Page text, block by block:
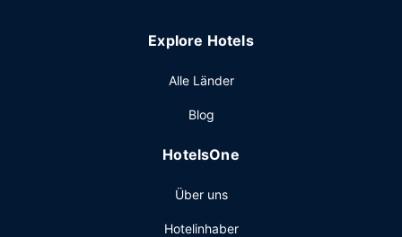
Dieses Hotel bietet ein Restaurant mit hervorragenden
Tag bei einem Drink an der Bar/Lounge ausklingen. Gegen
Frühstücksbuffet angeboten.
Sonstige Einrichtungen
mehrsprachiges Personal und eine Gepäckaufbewahrung.
Explore Hotels
Alle Länder
Blog
HotelsOne
Über uns
Hotelinhaber